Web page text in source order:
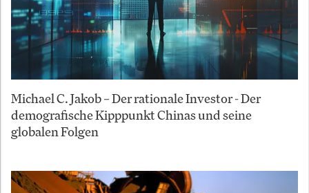
Michael C. Jakob – Der rationale Investor - Der
demografische Kipppunkt Chinas und seine
globalen Folgen